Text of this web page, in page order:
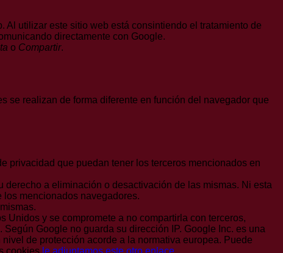
utilizar este sitio web está consintiendo el tratamiento de
directamente con Google.
o Compartir.
se realizan de forma diferente en función del navegador que
privacidad que puedan tener los terceros mencionados en
derecho a eliminación o desactivación de las mismas. Ni esta
los mencionados navegadores.
Unidos y se compromete a no compartirla con terceros,
Google no guarda su dirección IP. Google Inc. es una
de protección acorde a la normativa europea. Puede